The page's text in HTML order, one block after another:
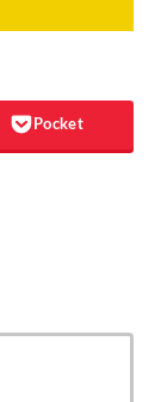
Pocket